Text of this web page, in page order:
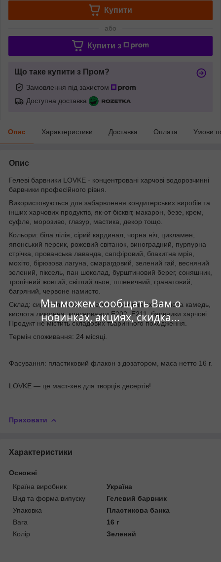
Мы можем сообщать Вам о
новинках, акциях, скидка...
Купити
або
Купити з
Що таке купити з Пром?
Замовлення під захистом
Доступна доставка
Опис Характеристики Доставка Оплата Умови
Опис
Гелеві барвники LOVKE - концентровані харчові водорозчинні
барвники професійного рівня.
Використовуються для забарвлення кондитерських виробів та
інших харчових продуктів, як-от бісквіт, макарон, безе, крем,
суфле, морозиво, глазур, мастика, декор тощо.
Кольори: біла лілія, сірий кардинал, чорна ніч, цикламен,
японський персик, рожевий світанок, виноградний, пурпурна
стрічка, прованська лаванда, сапфіровий, блакитна мрія,
мохіто, бірюзова лагуна, смарагдовий, зелений гай, весняний
зелений, піксель, пан шоколад, бурштиновий берег, соняшник,
тропічний жовтий, світлий льон, пшеничний, гранатовий,
багряний, червоне намисто.
Склад: сироп глюкози, гліцерин харчовий, ксантанова камедь,
кислота лимонна, консерванти Е202, Е211, барвники харчові.
Продукт не містить складових тваринного походження.
Термін споживання: 24 місяці.
Фасування: пластиковий флакон з дозатором, маса нетто 16 г.
LOVKE — це маст-хев для творців десертів!
Приховати
Характеристики
Основні
Країна виробник
Україна
Вид та форма випуску
Гелевий барвник
Упаковка
Пластикова банка
Вага
16 г
Колір
Зелений